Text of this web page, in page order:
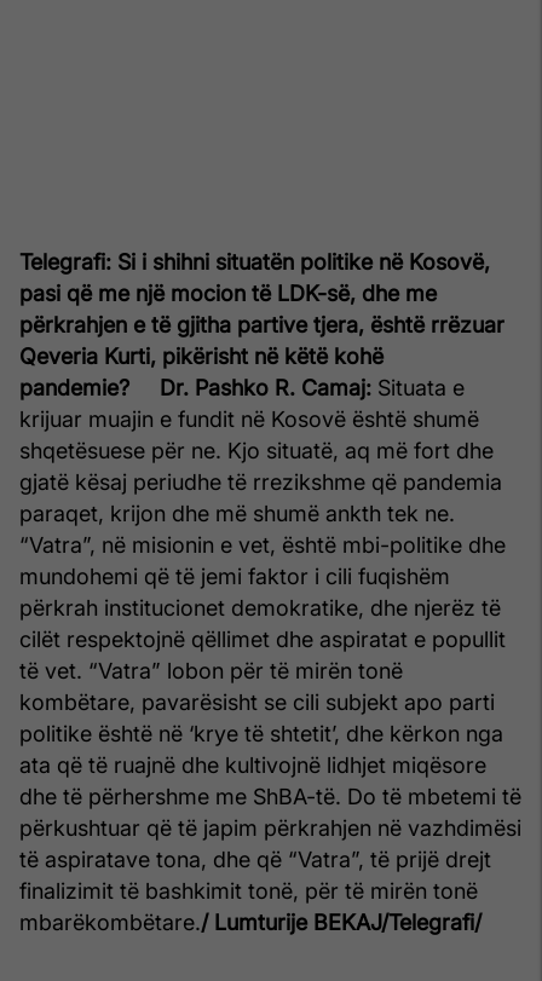
Telegrafi: Si i shihni situatën politike në Kosovë,
pasi që me një mocion të LDK-së, dhe me
përkrahjen e të gjitha partive tjera, është rrëzuar
Qeveria Kurti, pikërisht në këtë kohë
pandemie?
Dr. Pashko R. Camaj: Situata e
krijuar muajin e fundit në Kosovë është shumë
shqetësuese për ne. Kjo situatë, aq më fort dhe
gjatë kësaj periudhe të rrezikshme që pandemia
paraqet, krijon dhe më shumë ankth tek ne.
“Vatra”, në misionin e vet, është mbi-politike dhe
mundohemi që të jemi faktor i cili fuqishëm
përkrah institucionet demokratike, dhe njerëz të
cilët respektojnë qëllimet dhe aspiratat e popullit
të vet. “Vatra” lobon për të mirën tonë
kombëtare, pavarësisht se cili subjekt apo parti
politike është në ‘krye të shtetit’, dhe kërkon nga
ata që të ruajnë dhe kultivojnë lidhjet miqësore
dhe të përhershme me ShBA-të. Do të mbetemi të
përkushtuar që të japim përkrahjen në vazhdimësi
të aspiratave tona, dhe që “Vatra”, të prijë drejt
finalizimit të bashkimit tonë, për të mirën tonë
mbarëkombëtare./ Lumturije BEKAJ/Telegrafi/